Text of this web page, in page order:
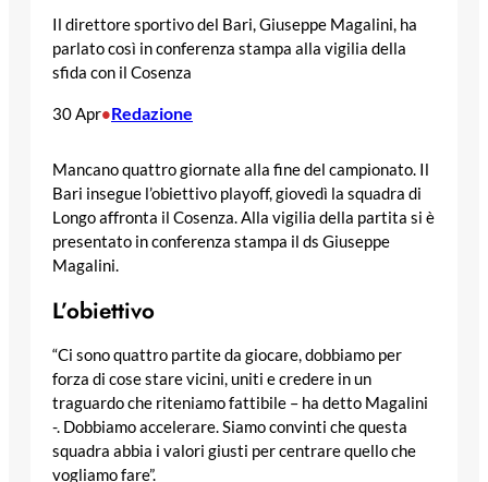
Il direttore sportivo del Bari, Giuseppe Magalini, ha
parlato così in conferenza stampa alla vigilia della
sfida con il Cosenza
30 Apr•Redazione
Mancano quattro giornate alla fine del campionato. Il
Bari insegue l’obiettivo playoff, giovedì la squadra di
Longo affronta il Cosenza. Alla vigilia della partita si è
presentato in conferenza stampa il ds Giuseppe
Magalini.
L’obiettivo
“Ci sono quattro partite da giocare, dobbiamo per
forza di cose stare vicini, uniti e credere in un
traguardo che riteniamo fattibile – ha detto Magalini
-. Dobbiamo accelerare. Siamo convinti che questa
squadra abbia i valori giusti per centrare quello che
vogliamo fare”.